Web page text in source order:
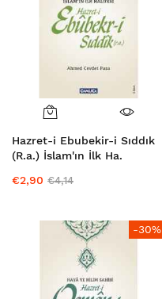
Hazret-i Ebubekir-i Sıddık
(R.a.) İslam'ın İlk Ha.
€2,90 €4,14
-30%